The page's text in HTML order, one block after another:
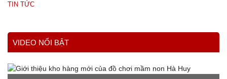
TIN TỨC
VIDEO NỔI BẬT